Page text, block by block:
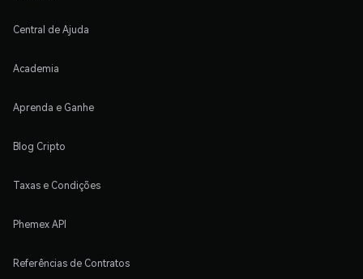
Central de Ajuda
Academia
Aprenda e Ganhe
Blog Cripto
Taxas e Condições
Phemex API
Referências de Contratos